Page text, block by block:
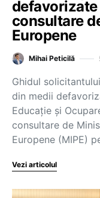
consultare
Europene
Mihai Peticilă
Ghidul
din medii
Educație și
consultare de
Europene (MIPE)
Vezi articolul